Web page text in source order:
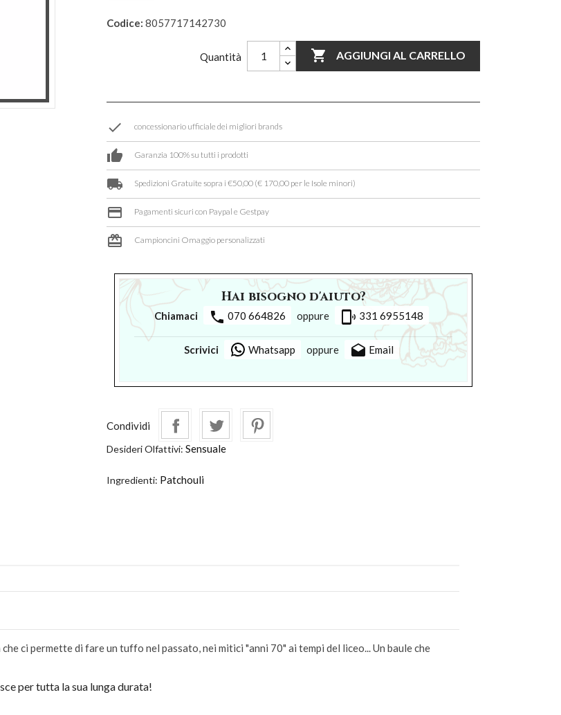
Codice: 8057717142730
Quantità  AGGIUNGI AL CARRELLO
done concessionario ufficiale dei migliori brands
thumb_up Garanzia 100% su tutti i prodotti
local_shipping Spedizioni Gratuite sopra i €50,00 (€ 170,00 per le Isole minori)
credit_card Pagamenti sicuri con Paypal e Gestpay
card_giftcard Campioncini Omaggio personalizzati
Hai bisogno d'aiuto?
Chiamaci phone 070 664826 oppure phonelink_ring 331 6955148
Scrivici Whatsapp oppure drafts Email
Condividi
Desideri Olfattivi: Sensuale
Ingredienti: Patchouli
ci permette di fare un tuffo nel passato, nei mitici "anni 70" ai tempi del liceo... Un baule che
per tutta la sua lunga durata!